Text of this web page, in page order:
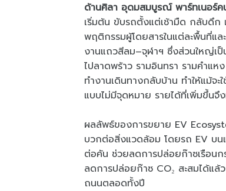
ด้านศิลา อุดมสมบูรณ์ พาร์ทเนอร์ค
เริ่มต้น ขับรถตั้งแต่เช้ามืด กลับดึก
พฤติกรรมผู้โดยสารในแต่ละพื้นที่แล
งานแถวสีลม–จุฬาฯ ซึ่งส่วนใหญ่เ
ไปลาดพร้าว รามอินทรา รามคำแห
ทำงานเดินทางกลับบ้าน ทำให้แม้จะ
แบบไม่มีจุดหมาย รายได้ที่เพิ่มขึ้นจึ
ผลลัพธ์ของการขยาย EV
บวกต่อสิ่งแวดล้อม โดยรถ EV บน
ต่อคัน ช่วยลดการปล่อยก๊าซเรือนก
ลดการปล่อยก๊าซ CO₂ สะสมได้แ
ถนนตลอดทั้งปี